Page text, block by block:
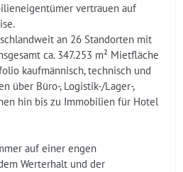
vertrauen auf
an 26 Standorten mit
ca. 347.253 m² Mietfläche
kaufmännisch, technisch und
über Büro-, Logistik-/Lager-,
hin bis zu Immobilien für Hotel
auf einer engen
Werterhalt und der